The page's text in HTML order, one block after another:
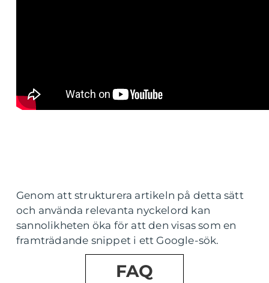
Genom att strukturera artikeln på detta sätt
och använda relevanta nyckelord kan
sannolikheten öka för att den visas som en
framträdande snippet i ett Google-sök.
FAQ